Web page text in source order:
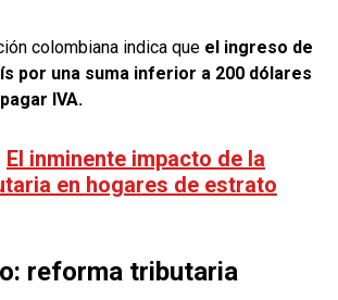
colombiana indica que el ingreso de
por una suma inferior a 200 dólares
IVA.
El inminente impacto de la
en hogares de estrato
reforma tributaria